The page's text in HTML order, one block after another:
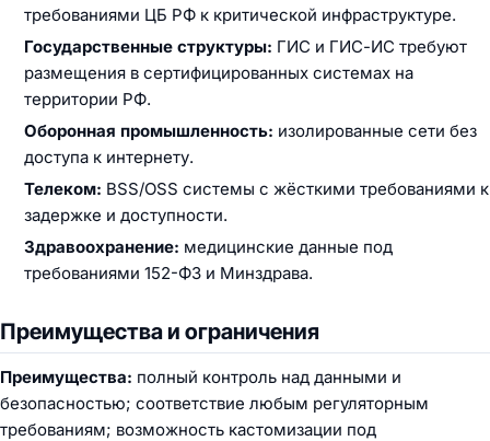
требованиями ЦБ РФ к критической инфраструктуре.
Государственные структуры: ГИС и ГИС-ИС требуют
размещения в сертифицированных системах на
территории РФ.
Оборонная промышленность: изолированные сети без
доступа к интернету.
Телеком: BSS/OSS системы с жёсткими требованиями к
задержке и доступности.
Здравоохранение: медицинские данные под
требованиями 152-ФЗ и Минздрава.
Преимущества и ограничения
Преимущества: полный контроль над данными и
безопасностью; соответствие любым регуляторным
требованиям; возможность кастомизации под